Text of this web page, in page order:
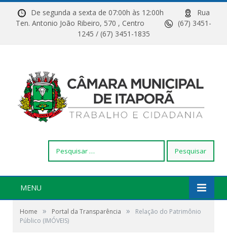
De segunda a sexta de 07:00h às 12:00h
Rua
Ten. Antonio João Ribeiro, 570 , Centro
(67) 3451-
1245 / (67) 3451-1835
por:
MENU
Home » Portal da Transparência »
Relação do Patrimônio
Público (IMÓVEIS)